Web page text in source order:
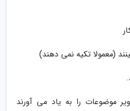
موضوعات را به یاد می آورند